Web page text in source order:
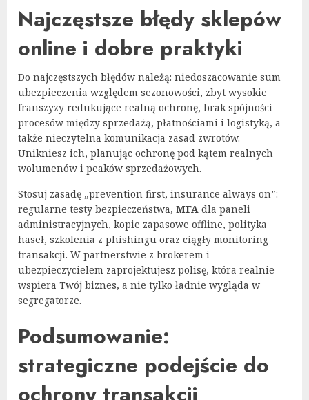
Najczęstsze błędy sklepów
online i dobre praktyki
Do najczęstszych błędów należą: niedoszacowanie sum
ubezpieczenia względem sezonowości, zbyt wysokie
franszyzy redukujące realną ochronę, brak spójności
procesów między sprzedażą, płatnościami i logistyką, a
także nieczytelna komunikacja zasad zwrotów.
Unikniesz ich, planując ochronę pod kątem realnych
wolumenów i peaków sprzedażowych.
Stosuj zasadę „prevention first, insurance always on”:
regularne testy bezpieczeństwa, MFA dla paneli
administracyjnych, kopie zapasowe offline, polityka
haseł, szkolenia z phishingu oraz ciągły monitoring
transakcji. W partnerstwie z brokerem i
ubezpieczycielem zaprojektujesz polisę, która realnie
wspiera Twój biznes, a nie tylko ładnie wygląda w
segregatorze.
Podsumowanie:
strategiczne podejście do